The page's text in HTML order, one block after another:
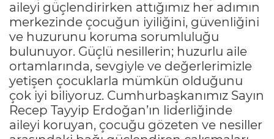
aileyi güçlendirirken attığımız her adımın
merkezinde çocuğun iyiliğini, güvenliğini
ve huzurunu koruma sorumluluğu
bulunuyor. Güçlü nesillerin; huzurlu aile
ortamlarında, sevgiyle ve değerlerimizle
yetişen çocuklarla mümkün olduğunu
çok iyi biliyoruz. Cumhurbaşkanımız Sayın
Recep Tayyip Erdoğan’ın liderliğinde
aileyi koruyan, çocuğu gözeten ve nesiller